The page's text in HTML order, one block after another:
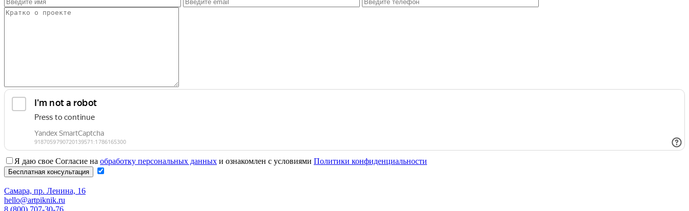
Я даю свое Согласие на обработку персональных данных и ознакомлен с условиями Политики конфиденциальности
Самара, пр. Ленина, 16
hello@artpiknik.ru